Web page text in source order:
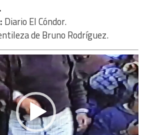
Diario El Cóndor.
de Bruno Rodríguez.